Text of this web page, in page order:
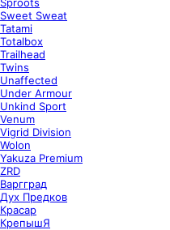
Sweet Sweat
Tatami
Totalbox
Trailhead
Twins
Unaffected
Under Armour
Unkind Sport
Venum
Vigrid Division
Wolon
Yakuza Premium
ZRD
Варгград
Дух Предков
Красар
КрепышЯ